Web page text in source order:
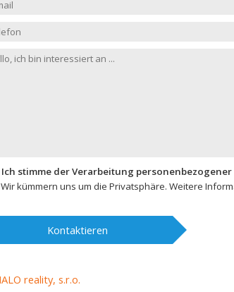
Ich stimme der Verarbeitung personenbezogener
Wir kümmern uns um die Privatsphäre. Weitere
Kontaktieren